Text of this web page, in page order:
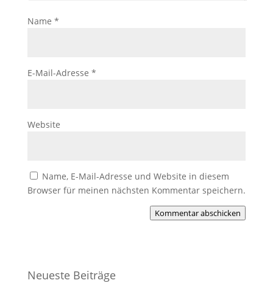
Name *
E-Mail-Adresse *
Website
Name, E-Mail-Adresse und Website in diesem
Browser für meinen nächsten Kommentar speichern.
Kommentar abschicken
Neueste Beiträge